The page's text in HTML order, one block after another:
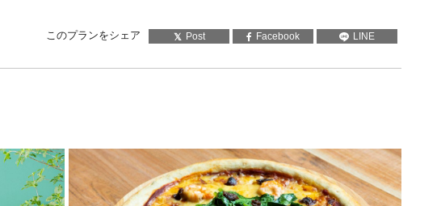
このプランをシェア Post Facebook LINE